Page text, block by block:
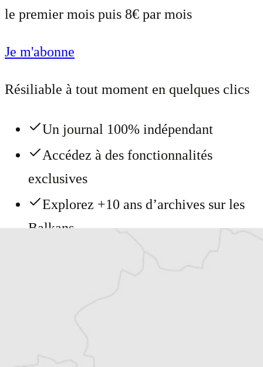
le premier mois puis 8€ par mois
Je m'abonne
Résiliable à tout moment en quelques clics
Un journal 100% indépendant
Accédez à des fonctionnalités
exclusives
Explorez +10 ans d’archives sur les
Balkans